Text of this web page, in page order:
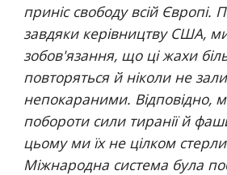
приніс свободу всій Європі.
завдяки керівництву США,
зобов'язання, що ці жахи
повторяться й ніколи не
непокараними. Відповідно,
побороти сили тиранії й
цьому ми їх не цілком
Міжнародна система була